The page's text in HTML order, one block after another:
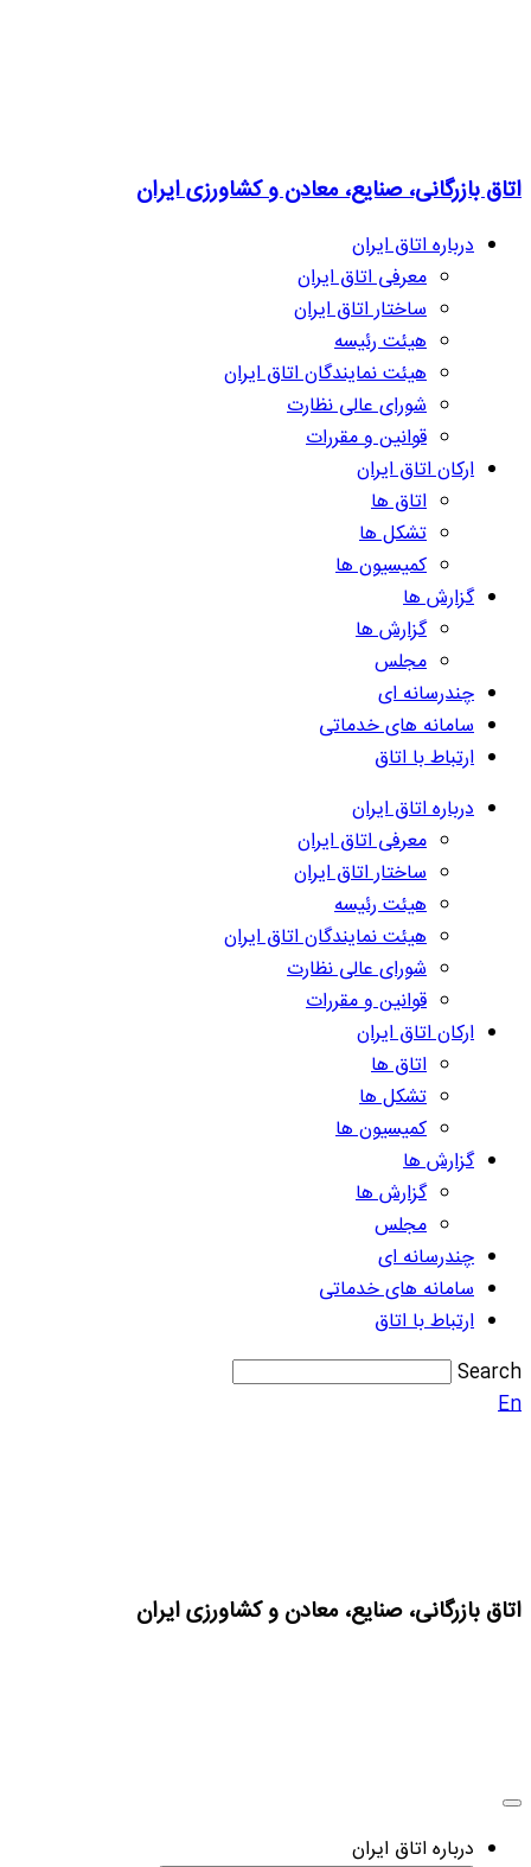
اتاق بازرگانی، صنایع، معادن و کشاورزی ایران
درباره اتاق ایران
معرفی اتاق ایران
ساختار اتاق ایران
هیئت رئیسه
هیئت نمایندگان اتاق ایران
شورای عالی نظارت
قوانین و مقررات
ارکان اتاق ایران
اتاق ها
تشکل ها
کمیسیون ها
گزارش ها
گزارش ها
مجلس
چندرسانه ای
سامانه های خدماتی
ارتباط با اتاق
درباره اتاق ایران
معرفی اتاق ایران
ساختار اتاق ایران
هیئت رئیسه
هیئت نمایندگان اتاق ایران
شورای عالی نظارت
قوانین و مقررات
ارکان اتاق ایران
اتاق ها
تشکل ها
کمیسیون ها
گزارش ها
گزارش ها
مجلس
چندرسانه ای
سامانه های خدماتی
ارتباط با اتاق
Search
En
اتاق بازرگانی، صنایع، معادن و کشاورزی ایران
درباره اتاق ایران